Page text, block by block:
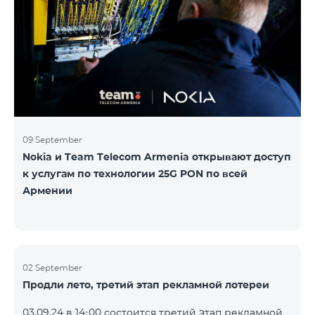
Следите за нами на официальных каналах Team в
Facebook и YouTube. Подробнее:
https://www.telecomarmenia.am/hy/B2S?s
09 September
Nokia и Team Telecom Armenia открывают доступ
к услугам по технологии 25G PON по всей
Армении
02 September
Продли лето, третий этап рекламной лотереи
03.09.24 в 14։00 состоится третий этап рекламной